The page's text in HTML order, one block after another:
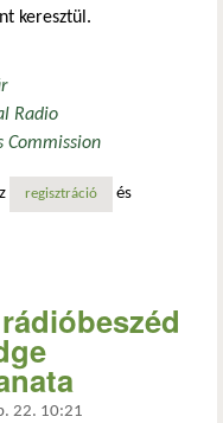
keresztül.
Radio
Commission
kezdete – a rádiótörvény
regisztráció és
22. 10:21